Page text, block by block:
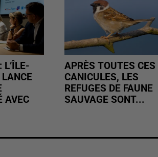
L’ÎLE-
LANCE
AVEC
APRÈS TOUTES CES
CANICULES, LES
REFUGES DE FAUNE
SAUVAGE SONT...